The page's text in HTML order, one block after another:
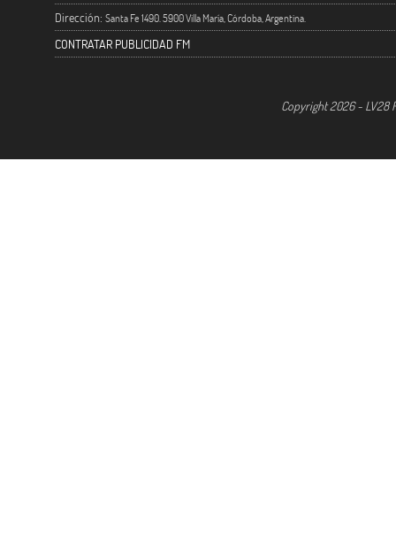
Dirección: Santa Fe 1490. 5900 Villa María, Córdoba, Argentina.
CONTRATAR PUBLICIDAD FM
Copyright 2026 - LV28